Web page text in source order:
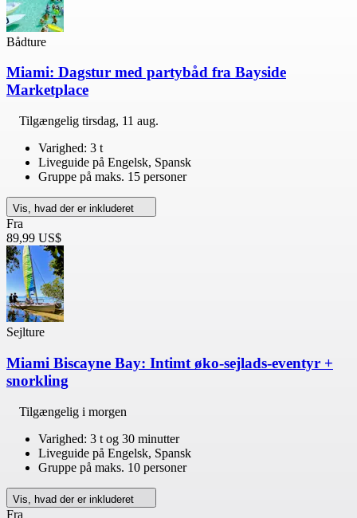
Bådture
Miami: Dagstur med partybåd fra Bayside
Marketplace
Tilgængelig tirsdag, 11 aug.
Varighed: 3 t
Liveguide på Engelsk, Spansk
Gruppe på maks. 15 personer
Vis, hvad der er inkluderet
Fra
89,99 US$
Sejlture
Miami Biscayne Bay: Intimt øko-sejlads-eventyr +
snorkling
Tilgængelig i morgen
Varighed: 3 t og 30 minutter
Liveguide på Engelsk, Spansk
Gruppe på maks. 10 personer
Vis, hvad der er inkluderet
Fra